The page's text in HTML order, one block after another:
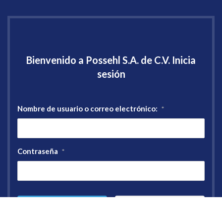
Bienvenido a Possehl S.A. de C.V. Inicia
sesión
Nombre de usuario o correo electrónico: *
Contraseña *